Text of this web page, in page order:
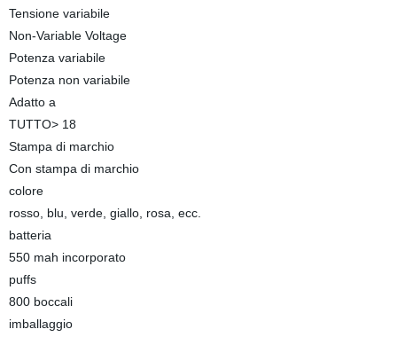
Tensione variabile
Non-Variable Voltage
Potenza variabile
Potenza non variabile
Adatto a
TUTTO> 18
Stampa di marchio
Con stampa di marchio
colore
rosso, blu, verde, giallo, rosa, ecc.
batteria
550 mah incorporato
puffs
800 boccali
imballaggio